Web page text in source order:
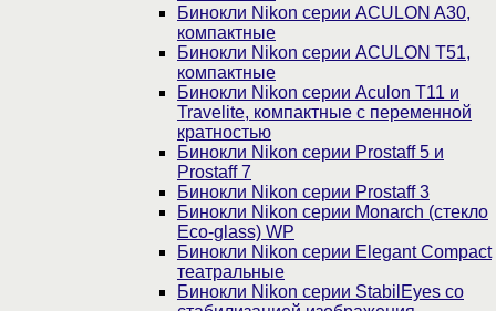
Бинокли Nikon серии ACULON A30,
компактные
Бинокли Nikon серии ACULON Т51,
компактные
Бинокли Nikon серии Aculon T11 и
Travelite, компактные с переменной
кратностью
Бинокли Nikon серии Prostaff 5 и
Prostaff 7
Бинокли Nikon серии Prostaff 3
Бинокли Nikon серии Monarch (стекло
Eco-glass) WP
Бинокли Nikon серии Elegant Compact
театральные
Бинокли Nikon серии StabilEyes со